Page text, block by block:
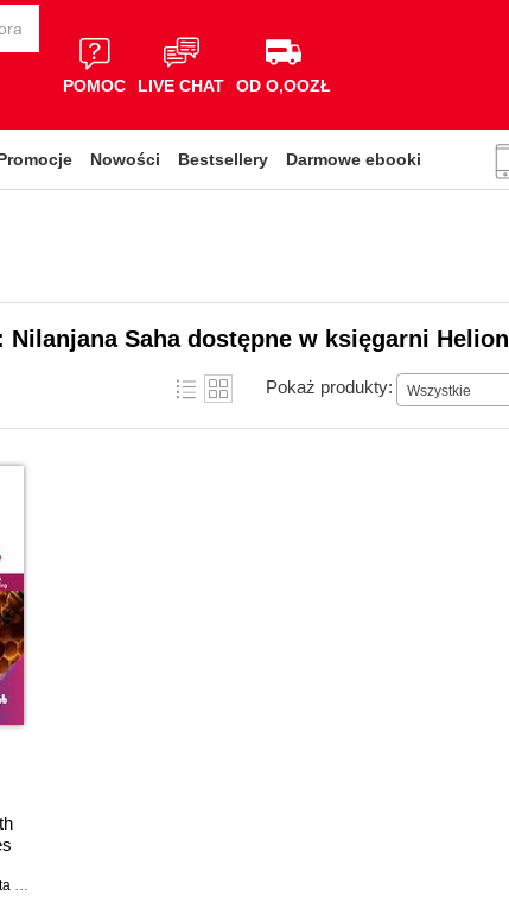
POMOC LIVE CHAT OD O,OOZŁ
Nowości Bestsellery Darmowe ebooki
Nilanjana Saha dostępne w księgarni Helion
Pokaż produkty: Wszystkie